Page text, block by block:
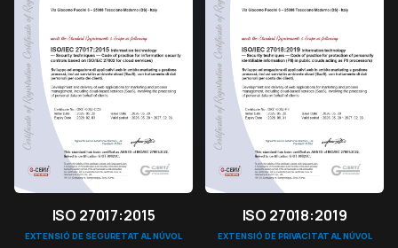
ISO 27017:2015
EXTENSIÓ DE SEGURETAT AL NÚVOL
ISO 27018:2019
EXTENSIÓ DE PRIVACITAT AL NÚVOL